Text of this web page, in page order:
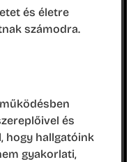
és életre
számodra.
és
hogy hallgatóink
gyakorlati,